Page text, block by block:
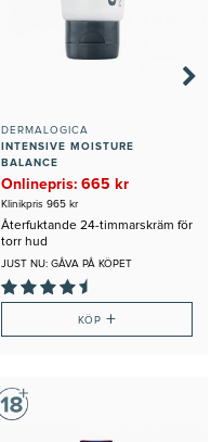
DERMALOGICA
INTENSIVE MOISTURE
BALANCE
Onlinepris: 665 kr
Klinikpris 965 kr
Återfuktande 24-timmarskräm för
torr hud
JUST NU: GÅVA PÅ KÖPET
KÖP +